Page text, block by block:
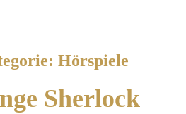
Hörspiele
Sherlock